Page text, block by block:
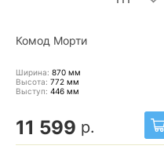
Комод Морти
Ширина: 870 мм
Высота: 772 мм
Выступ: 446 мм
11 599 р.